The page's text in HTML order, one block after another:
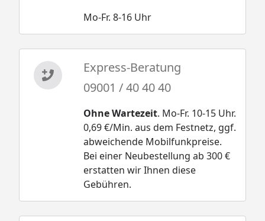
Mo-Fr. 8-16 Uhr
Express-Beratung
09001 / 40 40 40
Ohne Wartezeit. Mo-Fr. 10-15 Uhr.
0,69 €/Min. aus dem Festnetz, ggf.
abweichende Mobilfunkpreise.
Bei einer Neubestellung ab 300 €
erstatten wir Ihnen diese
Gebühren.